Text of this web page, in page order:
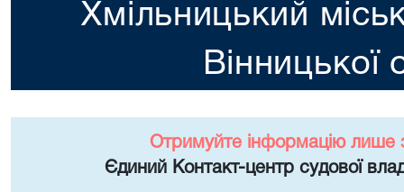
Хмільницький
Вінницької
Отримуйте інформацію лише
Єдиний Контакт-центр судової